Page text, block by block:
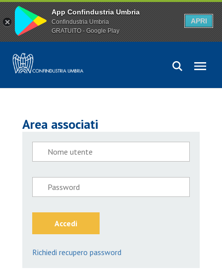
Area associati
Accedi
Richiedi recupero password
App Confindustria Umbria
Confindustria Umbria
GRATUITO - Google Play
APRI